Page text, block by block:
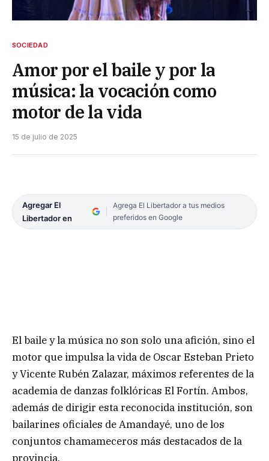
SOCIEDAD
Amor por el baile y por la
música: la vocación como
motor de la vida
15 de julio de 2025
Agregar El
Libertador en
Agrega El Libertador a tus medios
preferidos en Google
El baile y la música no son solo una afición, sino el
motor que impulsa la vida de Oscar Esteban Prieto
y Vicente Rubén Zalazar, máximos referentes de la
academia de danzas folklóricas El Fortín. Ambos,
además de dirigir esta reconocida institución, son
bailarines oficiales de Amandayé, uno de los
conjuntos chamameceros más destacados de la
provincia.